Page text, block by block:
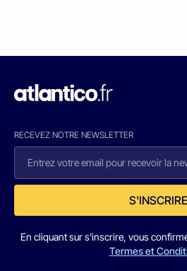
RECEVEZ NOTRE NEWSLETTER
S'INSCRIRE
En cliquant sur s'inscrire, vous
Termes et